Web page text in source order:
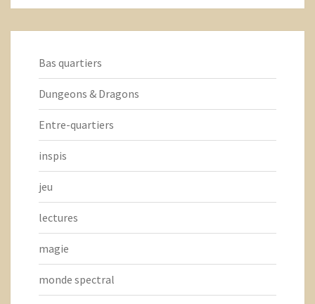
Bas quartiers
Dungeons & Dragons
Entre-quartiers
inspis
jeu
lectures
magie
monde spectral